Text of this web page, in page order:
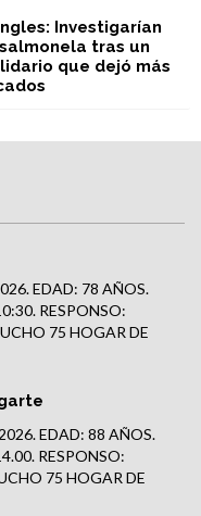
Investigarían
tras un
que dejó más
EDAD: 78 AÑOS.
RESPONSO:
75 HOGAR DE
EDAD: 88 AÑOS.
RESPONSO:
75 HOGAR DE